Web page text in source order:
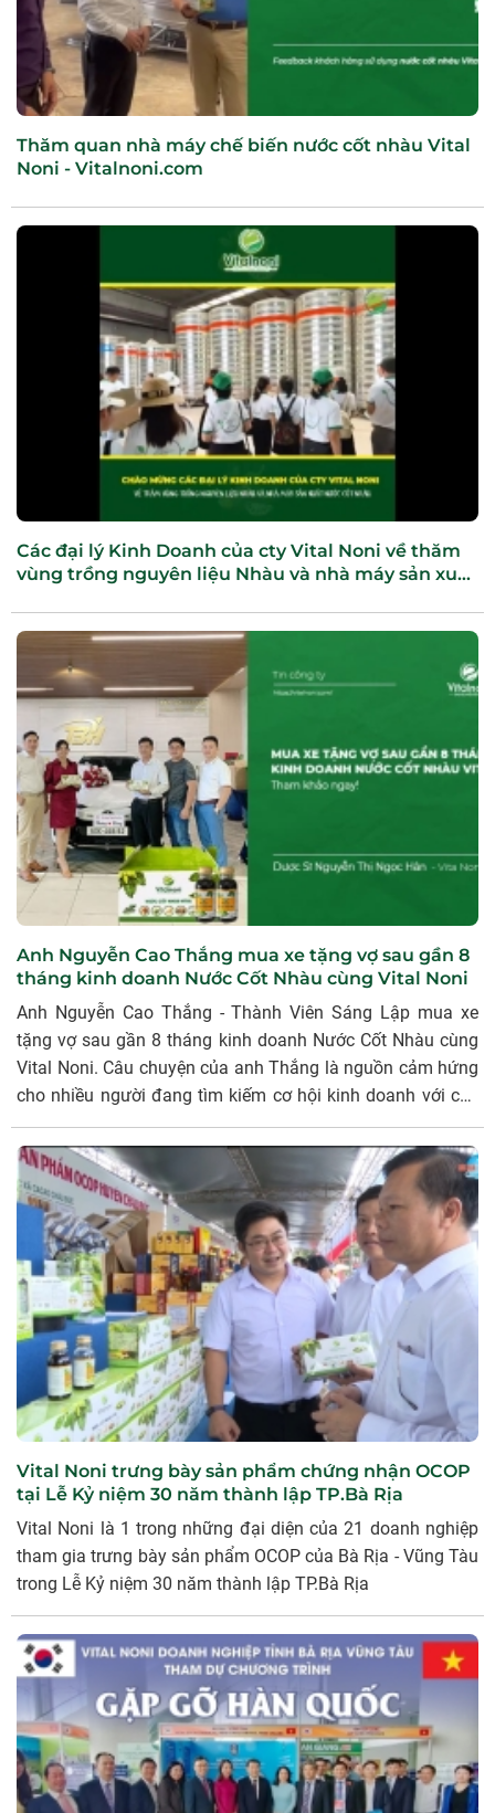
Thăm quan nhà máy chế biến nước cốt nhàu Vital
Noni - Vitalnoni.com
Các đại lý Kinh Doanh của cty Vital Noni về thăm
vùng trồng nguyên liệu Nhàu và nhà máy sản xuất
Anh Nguyễn Cao Thắng mua xe tặng vợ sau gần 8
tháng kinh doanh Nước Cốt Nhàu cùng Vital Noni
Anh Nguyễn Cao Thắng - Thành Viên Sáng Lập mua xe
tặng vợ sau gần 8 tháng kinh doanh Nước Cốt Nhàu cùng
Vital Noni. Câu chuyện của anh Thắng là nguồn cảm hứng
cho nhiều người đang tìm kiếm cơ hội kinh doanh với các
sản phẩm chất lượng và mang lại giá trị sức khỏe.
Vital Noni trưng bày sản phẩm chứng nhận OCOP
tại Lễ Kỷ niệm 30 năm thành lập TP.Bà Rịa
Vital Noni là 1 trong những đại diện của 21 doanh nghiệp
tham gia trưng bày sản phẩm OCOP của Bà Rịa - Vũng Tàu
trong Lễ Kỷ niệm 30 năm thành lập TP.Bà Rịa